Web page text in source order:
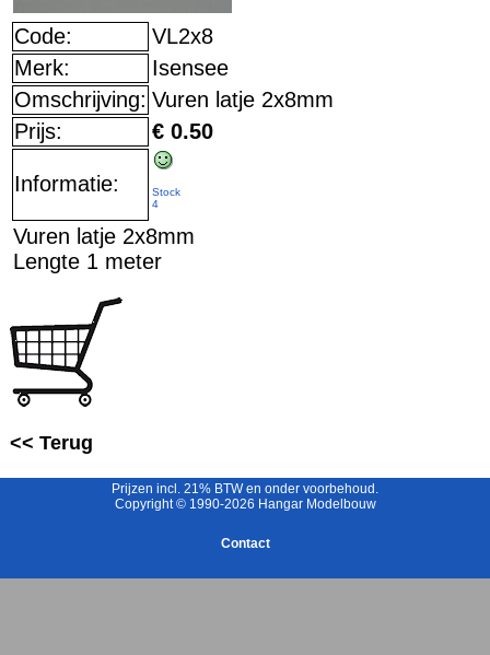
Code:
VL2x8
Merk:
Isensee
Omschrijving: Vuren latje 2x8mm
Prijs:
€ 0.50
Informatie:
Stock
4
Vuren latje 2x8mm
Lengte 1 meter
<< Terug
Prijzen incl. 21% BTW en onder voorbehoud.
Copyright © 1990-2026 Hangar Modelbouw
Contact